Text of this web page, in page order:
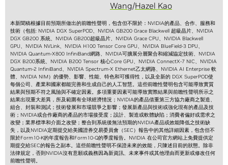
Wang/Hazel Kao
本新聞稿根據目前預期所做出的前瞻性聲明，包含但不限於：NVIDIA的產品、合作、服務和
技術（包括: NVIDIA DGX SuperPOD、NVIDIA GB200 Grace Blackwell 超級晶片、NVIDIA
DGX GB200 系統、NVIDIA GB200超級晶片、NVIDIA Grace CPU、NVIDIA Blackwell
GPU、NVIDIA NVLink、NVIDIA H100 Tensor Core GPU、NVIDIA BlueField-3 DPU、
NVIDIA Quantum-X800 InfiniBand網路、NVIDIA可擴展分層聚合和縮減協定技術、NVIDIA
DGX B200系統、NVIDIA B200 Tensor 核心Core GPU、NVIDIA ConnectX-7 NIC、NVIDIA
Quantum-2 InfiniBand、NVIDIA Spectrum-X Ethernet乙太網路、NVIDIA AI Enterprise 軟
體、NVIDIA NIM）的優勢、影響、性能、特色和可獲得性，以及全新的 DGX SuperPOD使
每個公司、產業和國家都能完善和生成自己的人工智慧。這些前瞻性聲明包含可能導致實質
結果與預期不符之風險與不確定因素。多項重要因素可能導致實際結果與前瞻性聲明所示之
結果出現重大差異，所及範圍有全球經濟情況；NVIDIA的產品借重第三方協力廠商之製造、
組合、封裝和測試；技術發展和市場競爭之影響；發展新產品與技術或強化現有的產品及技
術；NVIDIA或合作廠商的產品的市場接受度；設計、製造或軟體缺陷；消費者偏好或需求之
改變；業界標準和介面之改變；整合到系統後無法預期的NVIDIA產品或效能降低之技術缺
失，以及NVIDIA定期提交給美國證券交易委員會（SEC）報告中的其他詳細因素，包含但不
限於Form10-K的年度報告和Form10-Q的季度報告。NVIDIA 在公司官方網站上免費提供定
期提交給SEC的報告之副本。這些前瞻性聲明不保證未來的效能，只陳述目前的狀態。除非
法律規定，否則NVIDIA沒有意願或義務因為新資訊、未來事件或其他理由而更新或修改任何
前瞻性聲明。